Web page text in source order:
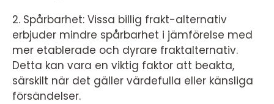
2. Spårbarhet: Vissa billig frakt-alternativ
erbjuder mindre spårbarhet i jämförelse med
mer etablerade och dyrare fraktalternativ.
Detta kan vara en viktig faktor att beakta,
särskilt när det gäller värdefulla eller känsliga
försändelser.